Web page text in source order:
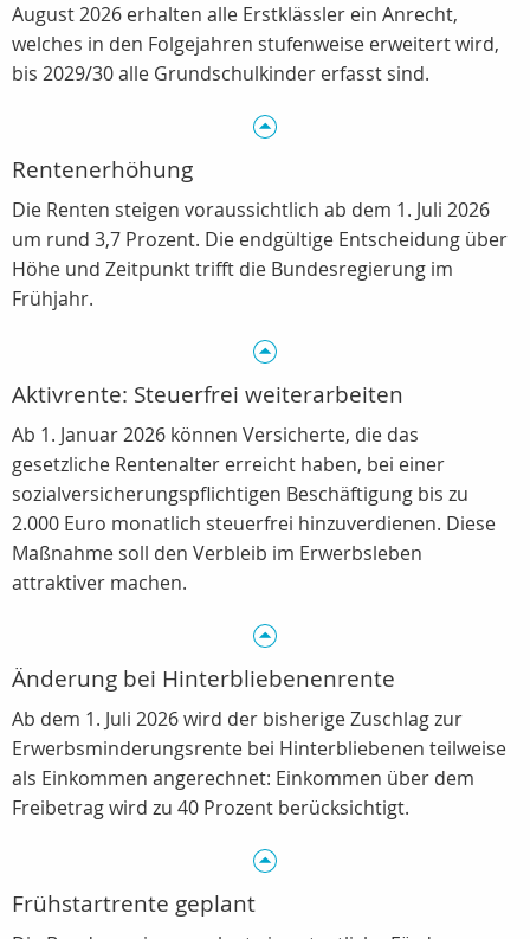
August 2026 erhalten alle Erstklässler ein Anrecht,
welches in den Folgejahren stufenweise erweitert wird,
bis 2029/30 alle Grundschulkinder erfasst sind.
Rentenerhöhung
Die Renten steigen voraussichtlich ab dem 1. Juli 2026
um rund 3,7 Prozent. Die endgültige Entscheidung über
Höhe und Zeitpunkt trifft die Bundesregierung im
Frühjahr.
Aktivrente: Steuerfrei weiterarbeiten
Ab 1. Januar 2026 können Versicherte, die das
gesetzliche Rentenalter erreicht haben, bei einer
sozialversicherungspflichtigen Beschäftigung bis zu
2.000 Euro monatlich steuerfrei hinzuverdienen. Diese
Maßnahme soll den Verbleib im Erwerbsleben
attraktiver machen.
Änderung bei Hinterbliebenenrente
Ab dem 1. Juli 2026 wird der bisherige Zuschlag zur
Erwerbsminderungsrente bei Hinterbliebenen teilweise
als Einkommen angerechnet: Einkommen über dem
Freibetrag wird zu 40 Prozent berücksichtigt.
Frühstartrente geplant